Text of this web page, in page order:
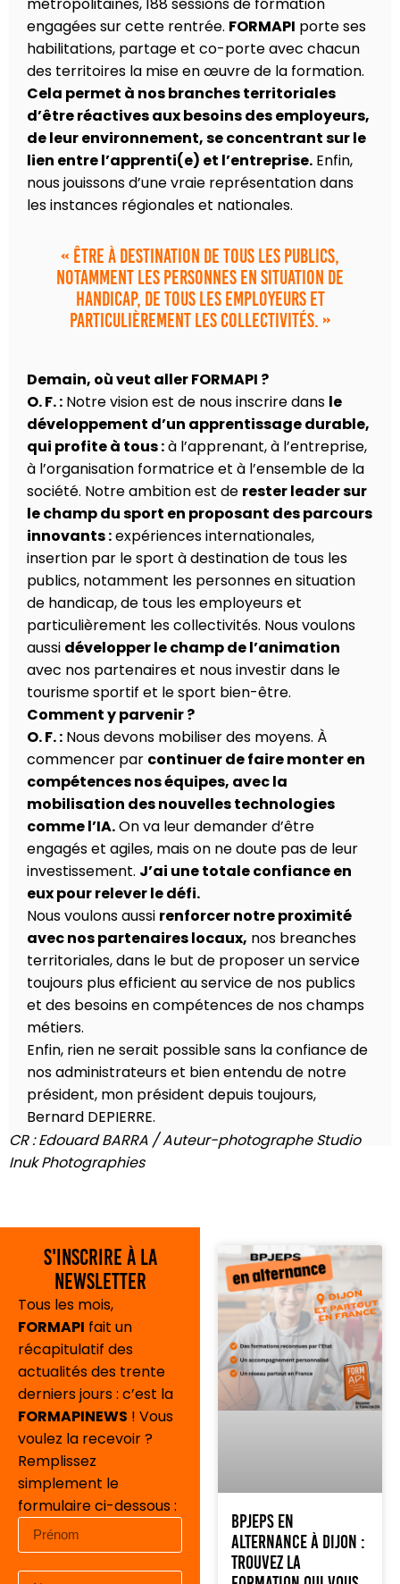
engagées sur cette rentrée. FORMAPI porte ses
habilitations, partage et co-porte avec chacun
des territoires la mise en œuvre de la formation.
Cela permet à nos branches territoriales
d’être réactives aux besoins des employeurs,
de leur environnement, se concentrant sur le
lien entre l’apprenti(e) et l’entreprise. Enfin,
nous jouissons d’une vraie représentation dans
les instances régionales et nationales.
« Être à destination de tous les publics,
notamment les personnes en situation de
handicap, de tous les employeurs et
particulièrement les collectivités. »
Demain, où veut aller FORMAPI ?
O. F. : Notre vision est de nous inscrire dans le
développement d’un apprentissage durable,
qui profite à tous :à l’apprenant, à l’entreprise,
à l’organisation formatrice et à l’ensemble de la
société. Notre ambition est de rester leader sur
le champ du sport en proposant des parcours
innovants :expériences internationales,
insertion par le sport à destination de tous les
publics, notamment les personnes en situation
de handicap, de tous les employeurs et
particulièrement les collectivités. Nous voulons
aussi développer le champ de l’animation
avec nos partenaires et nous investir dans le
tourisme sportif et le sport bien-être.
Comment y parvenir ?
O. F. : Nous devons mobiliser des moyens. À
commencer par continuer de faire monter en
compétences nos équipes, avec la
mobilisation des nouvelles technologies
comme l’IA.On va leur demander d’être
engagés et agiles, mais on ne doute pas de leur
investissement. J’ai une totale confiance en
eux pour relever le défi.
Nous voulons aussi renforcer notre proximité
avec nos partenaires locaux, nos breanches
territoriales, dans le but de proposer un service
toujours plus efficient au service de nos publics
et des besoins en compétences de nos champs
métiers.
Enfin, rien ne serait possible sans la confiance de
nos administrateurs et bien entendu de notre
président, mon président depuis toujours,
Bernard DEPIERRE.
CR : Edouard BARRA / Auteur-photographe Studio
Inuk Photographies
S'inscrire à la
newsletter
Tous les mois,
FORMAPI fait un
récapitulatif des
actualités des trente
derniers jours : c’est la
FORMAPINEWS ! Vous
voulez la recevoir ?
Remplissez
simplement le
formulaire ci-dessous :
BPJEPS en
alternance à Dijon :
trouvez la